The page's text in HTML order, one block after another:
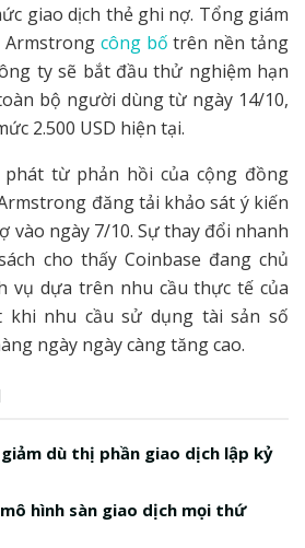
giao dịch thẻ ghi nợ. Tổng giám
Armstrong công bố trên nền tảng
ty sẽ bắt đầu thử nghiệm hạn
bộ người dùng từ ngày 14/10,
2.500 USD hiện tại.
từ phản hồi của cộng đồng
đăng tải khảo sát ý kiến
vào ngày 7/10. Sự thay đổi nhanh
cho thấy Coinbase đang chủ
vụ dựa trên nhu cầu thực tế của
nhu cầu sử dụng tài sản số
ngày ngày càng tăng cao.
giảm dù thị phần giao dịch lập kỷ
hình sàn giao dịch mọi thứ